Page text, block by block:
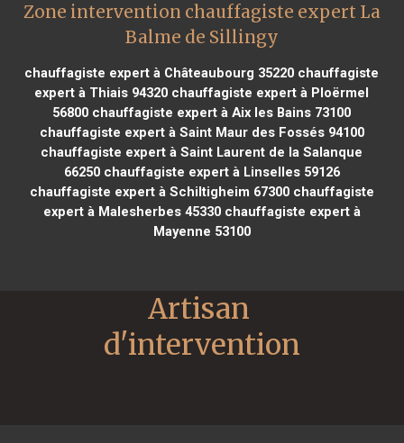
Zone intervention chauffagiste expert La
Balme de Sillingy
chauffagiste expert à Châteaubourg 35220 chauffagiste
expert à Thiais 94320 chauffagiste expert à Ploërmel
56800 chauffagiste expert à Aix les Bains 73100
chauffagiste expert à Saint Maur des Fossés 94100
chauffagiste expert à Saint Laurent de la Salanque
66250chauffagiste expert à Linselles 59126
chauffagiste expert à Schiltigheim 67300chauffagiste
expert à Malesherbes 45330chauffagiste expert à
Mayenne 53100
Artisan
d'intervention